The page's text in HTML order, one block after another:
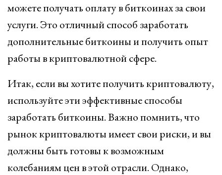
можете получать оплату в биткоинах за свои
услуги. Это отличный способ заработать
дополнительные биткоины и получить опыт
работы в криптовалютной сфере.
Итак, если вы хотите получить криптовалюту,
используйте эти эффективные способы
заработать биткоины. Важно помнить, что
рынок криптовалюты имеет свои риски, и вы
должны быть готовы к возможным
колебаниям цен в этой отрасли. Однако,